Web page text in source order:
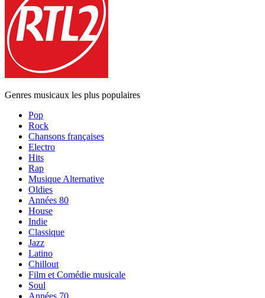
Genres musicaux les plus populaires
Pop
Rock
Chansons françaises
Electro
Hits
Rap
Musique Alternative
Oldies
Années 80
House
Indie
Classique
Jazz
Latino
Chillout
Film et Comédie musicale
Soul